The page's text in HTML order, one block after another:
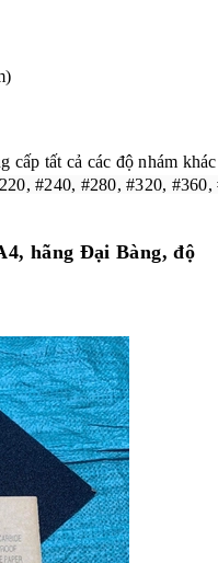
cấp tất cả các độ nhám
#240, #280, #320,
hãng Đại Bàng, độ